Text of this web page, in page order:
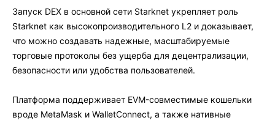
Запуск DEX в основной сети Starknet укрепляет роль
Starknet как высокопроизводительного L2 и доказывает,
что можно создавать надежные, масштабируемые
торговые протоколы без ущерба для децентрализации,
безопасности или удобства пользователей.
Платформа поддерживает EVM-совместимые кошельки
вроде MetaMask и WalletConnect, а также нативные